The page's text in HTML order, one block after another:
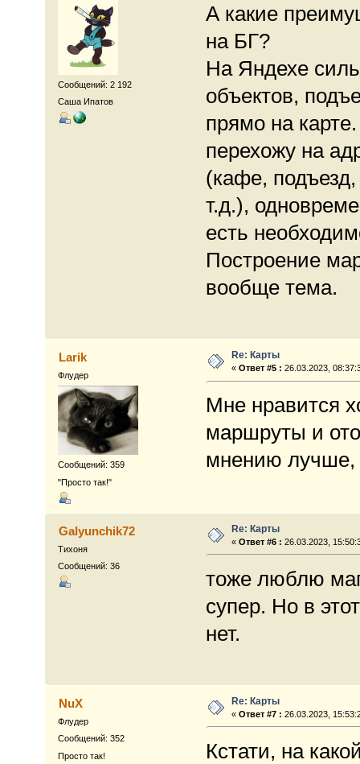
Сообщений: 2 192
Саша Ипатов
А какие
на БГ?
На Яндехе
объектов,
прямо на
перехожу на
(кафе,
т.д.),
есть
Построение
вообще тема.
Larik
Флудер
Сообщений: 359
"Просто так!"
Re: Карты
«Ответ #5 : 26.03.2023,
Мне нравится
маршруты и
мнению лучше,
Galyunchik72
Тихоня
Сообщений: 36
Re: Карты
«Ответ #6 : 26.03.2023,
тоже люблю
супер. Но в
нет.
NuX
Флудер
Сообщений: 352
Просто так!
Re: Карты
«Ответ #7 : 26.03.2023,
Кстати, на